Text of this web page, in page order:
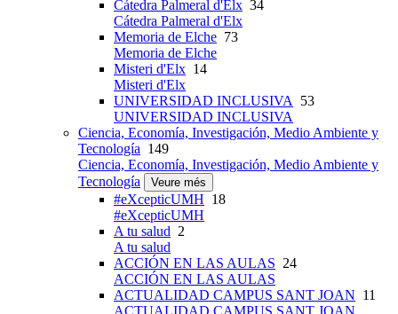
Cátedra Palmeral d'Elx 34
Cátedra Palmeral d'Elx
Memoria de Elche 73
Memoria de Elche
Misteri d'Elx 14
Misteri d'Elx
UNIVERSIDAD INCLUSIVA 53
UNIVERSIDAD INCLUSIVA
Ciencia, Economía, Investigación, Medio Ambiente y
Tecnología 149
Ciencia, Economía, Investigación, Medio Ambiente y
Tecnología
Veure més
#eXcepticUMH 18
#eXcepticUMH
A tu salud 2
A tu salud
ACCIÓN EN LAS AULAS 24
ACCIÓN EN LAS AULAS
ACTUALIDAD CAMPUS SANT JOAN 11